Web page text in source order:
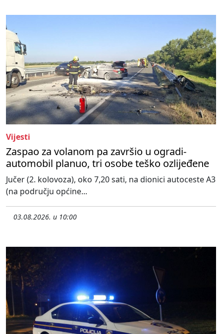
Vijesti
Zaspao za volanom pa završio u ogradi-
automobil planuo, tri osobe teško ozlijeđene
Jučer (2. kolovoza), oko 7,20 sati, na dionici autoceste A3
(na području općine...
03.08.2026. u 10:00